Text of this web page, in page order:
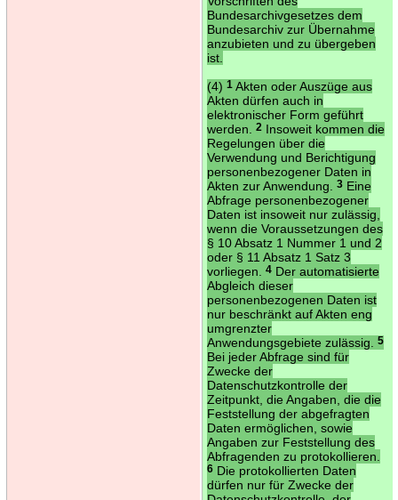
Bundesarchivgesetzes dem
Bundesarchiv zur Übernahme
anzubieten und zu übergeben
ist.
(4) 1Akten oder Auszüge aus
Akten dürfen auch in
elektronischer Form geführt
werden.
2Insoweit kommen die
Regelungen über die
Verwendung und Berichtigung
personenbezogener Daten in
Akten zur Anwendung.
3Eine
Abfrage personenbezogener
Daten ist insoweit nur zulässig,
wenn die Voraussetzungen des
§ 10 Absatz 1 Nummer 1 und 2
oder § 11 Absatz 1 Satz 3
vorliegen.
4Der automatisierte
Abgleich dieser
personenbezogenen Daten ist
nur beschränkt auf Akten eng
umgrenzter
Anwendungsgebiete zulässig.
5
Bei jeder Abfrage sind für
Zwecke der
Datenschutzkontrolle der
Zeitpunkt, die Angaben, die die
Feststellung der abgefragten
Daten ermöglichen, sowie
Angaben zur Feststellung des
Abfragenden zu protokollieren.
6Die protokollierten Daten
dürfen nur für Zwecke der